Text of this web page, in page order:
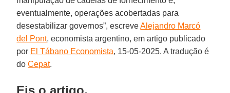
eventualmente, operações acobertadas para
desestabilizar governos”, escreveAlejandro Marcó
del Pont, economista argentino, em artigo publicado
por El Tábano Economista, 15-05-2025. A tradução é
doCepat.
Eis o artigo.